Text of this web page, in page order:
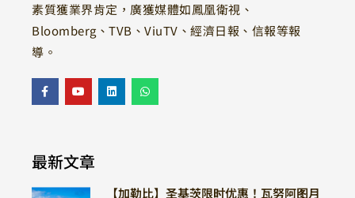
素質獲業界肯定，廣獲媒體如鳳凰衛視、
Bloomberg、TVB、ViuTV、經濟日報、信報等報
導。
最新文章
【加勒比】圣基茨限时优惠！瓦努阿图月